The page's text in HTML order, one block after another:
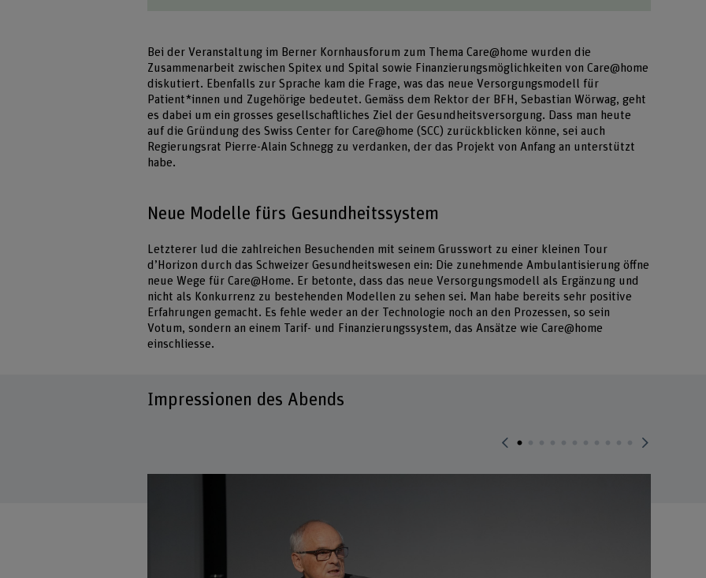
Bei der Veranstaltung im Berner Kornhausforum zum Thema Care@home wurden die
Zusammenarbeit zwischen Spitex und Spital sowie Finanzierungsmöglichkeiten von Care@home
diskutiert. Ebenfalls zur Sprache kam die Frage, was das neue Versorgungsmodell für
Patient*innen und Zugehörige bedeutet. Gemäss dem Rektor der BFH, Sebastian Wörwag, geht
es dabei um ein grosses gesellschaftliches Ziel der Gesundheitsversorgung. Dass man heute
auf die Gründung des Swiss Center for Care@home (SCC) zurückblicken könne, sei auch
Regierungsrat Pierre-Alain Schnegg zu verdanken, der das Projekt von Anfang an unterstützt
habe.
Neue Modelle fürs Gesundheitssystem
Letzterer lud die zahlreichen Besuchenden mit seinem Grusswort zu einer kleinen Tour
d’Horizon durch das Schweizer Gesundheitswesen ein: Die zunehmende Ambulantisierung öffne
neue Wege für Care@Home. Er betonte, dass das neue Versorgungsmodell als Ergänzung und
nicht als Konkurrenz zu bestehenden Modellen zu sehen sei. Man habe bereits sehr positive
Erfahrungen gemacht. Es fehle weder an der Technologie noch an den Prozessen, so sein
Votum, sondern an einem Tarif- und Finanzierungssystem, das Ansätze wie Care@home
einschliesse.
Impressionen des Abends